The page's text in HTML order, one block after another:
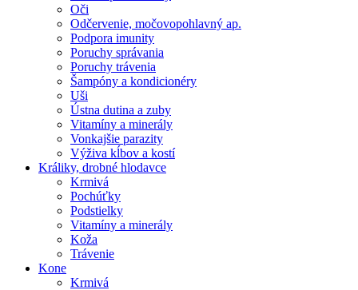
Oči
Odčervenie, močovopohlavný ap.
Podpora imunity
Poruchy správania
Poruchy trávenia
Šampóny a kondicionéry
Uši
Ústna dutina a zuby
Vitamíny a minerály
Vonkajšie parazity
Výživa kĺbov a kostí
Králiky, drobné hlodavce
Krmivá
Pochúťky
Podstielky
Vitamíny a minerály
Koža
Trávenie
Kone
Krmivá